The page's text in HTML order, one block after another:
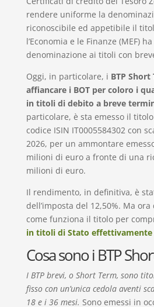
rendere uniforme la
riconoscibile ed appetibile il
l’Economia e le Finanze (MEF)
denominazione ai titoli con
Oggi, in particolare, i BTP
affiancare i BOT per coloro i
in titoli di debito a breve
particolare, è sta emesso il
codice ISIN IT0005584302 con
2026, per un ammontare
milioni di euro a fronte di una
milioni di euro.
Il rendimento, in definitiva, è
dell’imposta del 12,50%. Ma
come funziona il titolo per
in titoli di Stato effettivamente
Cosa sono i BTP
I BTP brevi, o Short Term, sono
fisso con un’unica cedola aventi
18 e i 36 mesi. Sono emessi in